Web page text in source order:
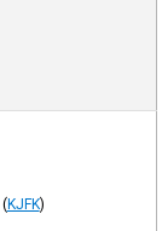
(KJFK)